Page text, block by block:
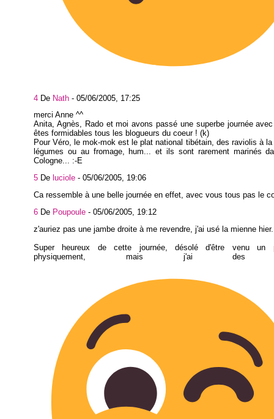
4 De Nath - 05/06/2005, 17:25
merci Anne ^^
Anita, Agnès, Rado et moi avons passé une superbe journée
êtes formidables tous les blogueurs du coeur ! (k)
Pour Véro, le mok-mok est le plat national tibétain, des raviolis à
légumes ou au fromage, hum... et ils sont rarement marinés
Cologne... :-E
5 De luciole - 05/06/2005, 19:06
Ca ressemble à une belle journée en effet, avec vous tous pas le
6 De Poupoule - 05/06/2005, 19:12
z'auriez pas une jambe droite à me revendre, j'ai usé la mienne
Super heureux de cette journée, désolé d'être venu un
physiquement, mais j'ai des